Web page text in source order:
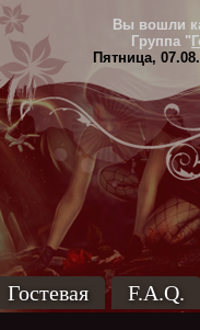
Вы вошли
Группа "
Пятница,
Гостевая F.A.Q.